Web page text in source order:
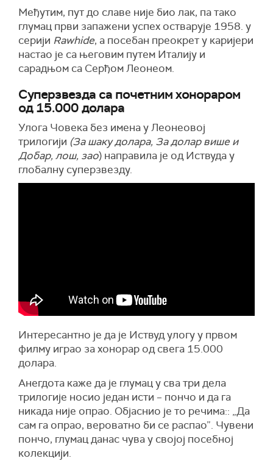
Међутим, пут до славе није био лак, па тако
глумац први запажени успех остварује 1958. у
серији Rawhide, а посебан преокрет у каријери
настао је са његовим путем Италију и
сарадњом са Серђом Леонеом.
Суперзвезда са почетним хонораром
од 15.000 долара
Улога Човека без имена у Леонеовој
трилогији (За шаку долара, За долар више и
Добар, лош, зао) направила је од Иствуда у
глобалну суперзвезду.
Интересантно је да је Иствуд улогу у првом
филму играо за хонорар од свега 15.000
долара.
Анегдота каже да је глумац у сва три дела
трилогије носио један исти – пончо и да га
никада није опрао. Објаснио је то речима:: „Да
сам га опрао, вероватно би се распао”. Чувени
пончо, глумац данас чува у својој посебној
колекцији.